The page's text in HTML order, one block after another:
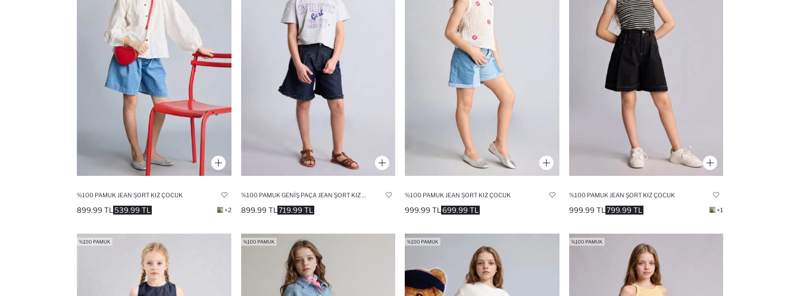
%100 PAMUK JEAN ŞORT KIZ ÇOCUK
539.99 TL
899.99 TL +2 719.99 TL
899.99 TL
%100 PAMUK JEAN ŞORT KIZ ÇOCUK
699.99 TL
999.99 TL
%100 PAMUK JEAN ŞORT KIZ ÇOCUK
799.99 TL
999.99 TL +1